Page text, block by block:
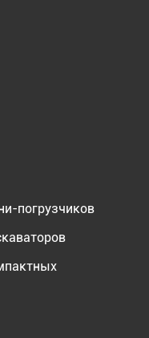
погрузчиков